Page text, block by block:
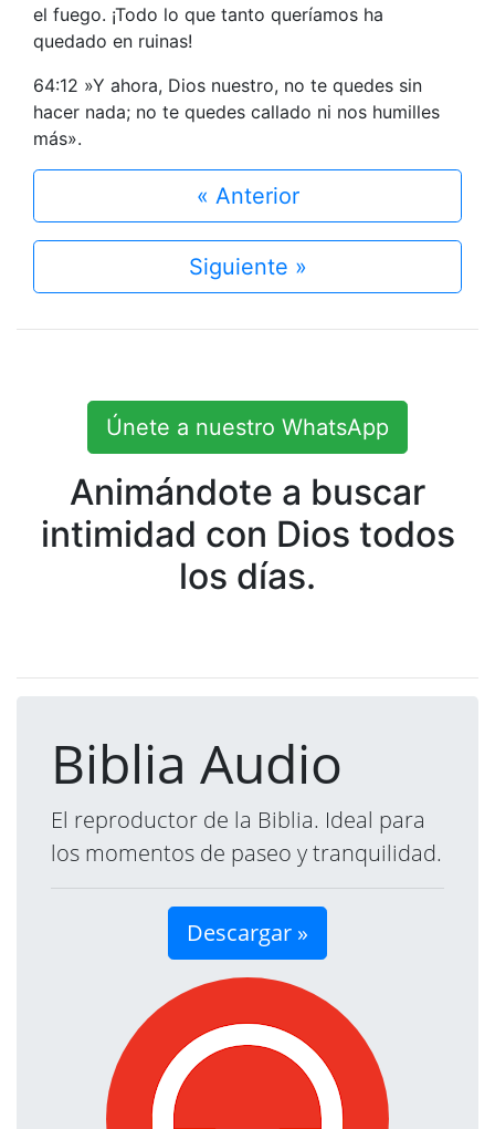
el fuego. ¡Todo lo que tanto queríamos ha
quedado en ruinas!
64:12 »Y ahora, Dios nuestro, no te quedes sin
hacer nada; no te quedes callado ni nos humilles
más».
« Anterior
Siguiente »
Únete a nuestro WhatsApp
Animándote a buscar
intimidad con Dios todos
los días.
Biblia Audio
El reproductor de la Biblia. Ideal para
los momentos de paseo y tranquilidad.
Descargar »